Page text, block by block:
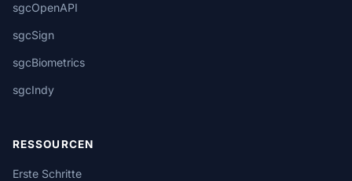
sgcOpenAPI
sgcSign
sgcBiometrics
sgcIndy
RESSOURCEN
Erste Schritte